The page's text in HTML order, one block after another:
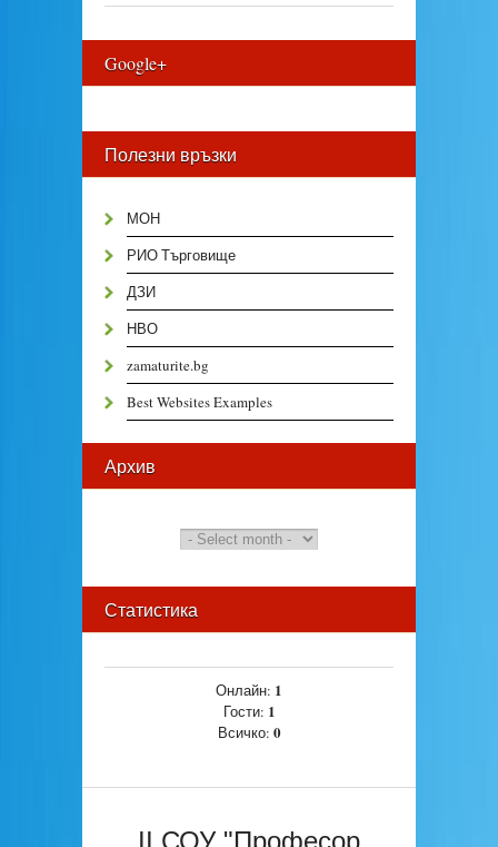
Google+
Полезни връзки
МОН
РИО Търговище
ДЗИ
НВО
zamaturite.bg
Best Websites Examples
Архив
Статистика
Онлайн: 1
Гости: 1
Всичко: 0
II СОУ "Професор